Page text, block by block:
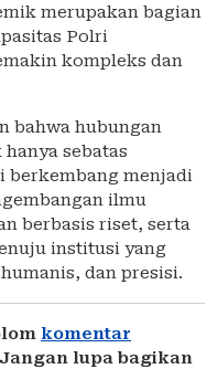
merupakan bagian
Polri
kompleks dan
bahwa hubungan
sebatas
berkembang menjadi
ilmu
berbasis riset, serta
institusi yang
dan presisi.
komentar
lupa bagikan